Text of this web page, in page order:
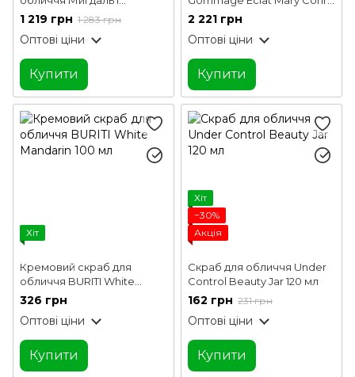
Апельсин Vigor 100 мл
1 219 грн 1 283 грн
Оптові ціни
Купити
50 мл
2 221 грн
Оптові ціни
Купити
Хіт
Кремовий скраб для
обличчя BURITI White
Mandarin 100 мл
326 грн
Оптові ціни
Купити
Хіт
−30%
Акція
Скраб для обличчя Under
Control Beauty Jar 120 мл
162 грн 231 грн
Оптові ціни
Купити